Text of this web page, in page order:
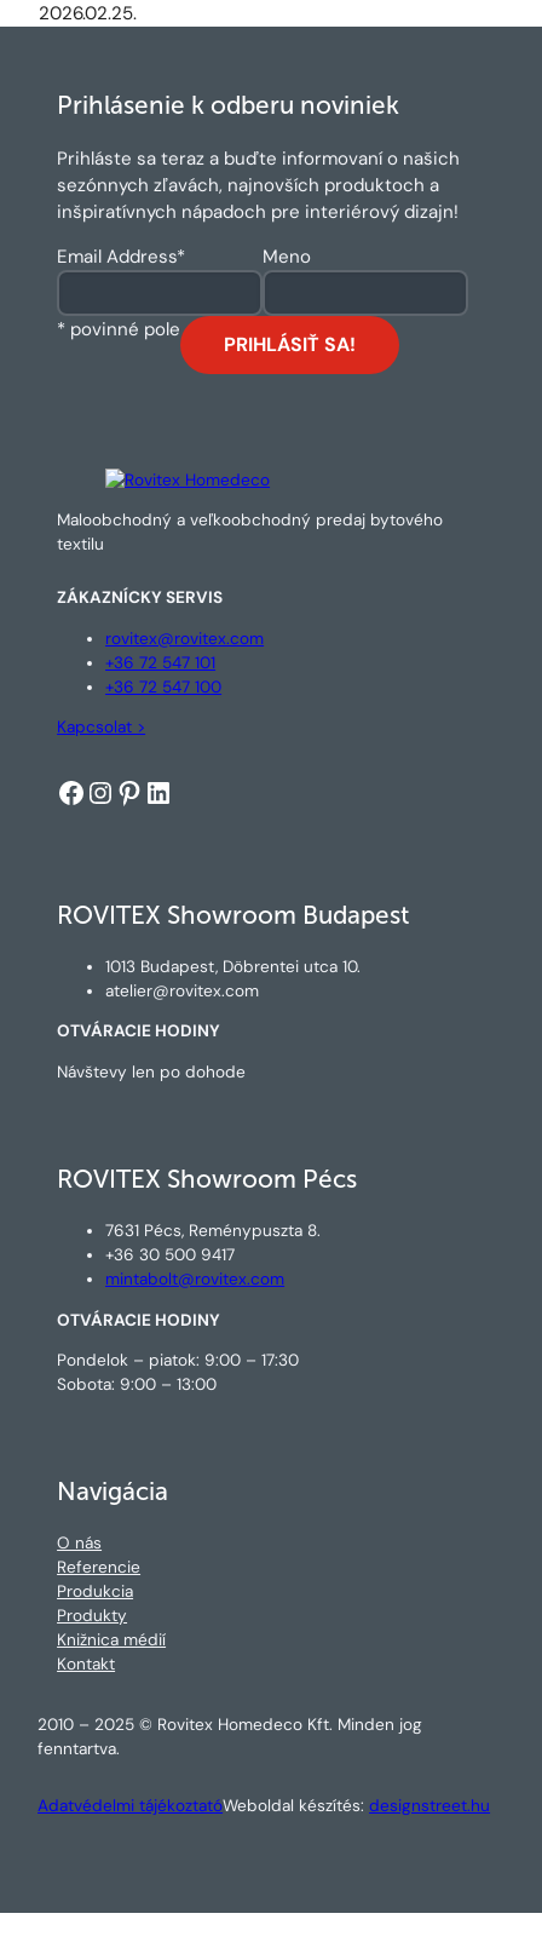
2026.02.25.
Prihlásenie k odberu noviniek
Prihláste sa teraz a buďte informovaní o našich
sezónnych zľavách, najnovších produktoch a
inšpiratívnych nápadoch pre interiérový dizajn!
Email Address* Meno
* povinné pole
Maloobchodný a veľkoobchodný predaj bytového
textilu
ZÁKAZNÍCKY SERVIS
rovitex@rovitex.com
+36 72 547 101
+36 72 547 100
Kapcsolat >
Facebook
Instagram
Pinterest
LinkedIn
ROVITEX Showroom Budapest
1013 Budapest, Döbrentei utca 10.
atelier@rovitex.com
OTVÁRACIE HODINY
Návštevy len po dohode
ROVITEX Showroom Pécs
7631 Pécs, Reménypuszta 8.
+36 30 500 9417
mintabolt@rovitex.com
OTVÁRACIE HODINY
Pondelok – piatok: 9:00 – 17:30
Sobota: 9:00 – 13:00
Navigácia
O nás
Referencie
Produkcia
Produkty
Knižnica médií
Kontakt
2010 – 2025 © Rovitex Homedeco Kft. Minden jog
fenntartva.
Adatvédelmi tájékoztatóWeboldal készítés:designstreet.hu